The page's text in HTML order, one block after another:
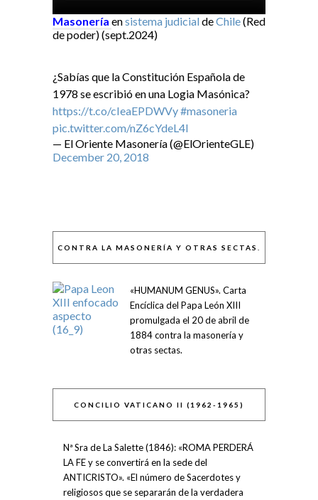
Masonería ensistema judicialdeChile(Red
de poder) (sept.2024)
¿Sabías que la Constitución Española de
1978 se escribió en una Logia Masónica?
https://t.co/cIeaEPDWVy#masoneria
pic.twitter.com/nZ6cYdeL4I
— El Oriente Masonería (@ElOrienteGLE)
December 20, 2018
CONTRA LA MASONERÍA Y OTRAS SECTAS.
«HUMANUM GENUS». Carta
Encíclica del Papa León XIII
promulgada el 20 de abril de
1884 contra la masonería y
otras sectas.
CONCILIO VATICANO II (1962-1965)
Nª Sra de La Salette (1846): «ROMA PERDERÁ
LA FE y se convertirá en la sede del
ANTICRISTO». «El número de Sacerdotes y
religiosos que se separarán de la verdadera